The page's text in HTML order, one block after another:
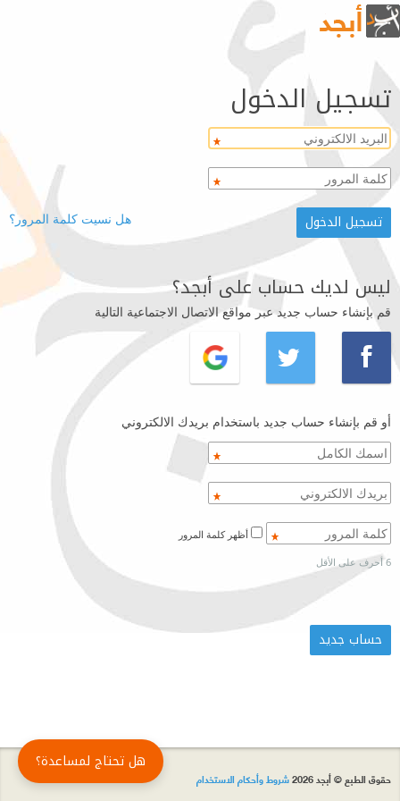
تسجيل الدخول
هل نسيت كلمة المرور؟
ليس لديك حساب على أبجد؟
قم بإنشاء حساب جديد عبر مواقع الاتصال الاجتماعية التالية
أو قم بإنشاء حساب جديد باستخدام بريدك الالكتروني
6 أحرف على الأقل
حقوق الطبع © أبجد 2026 شروط وأحكام الاستخدام
هل تحتاج لمساعدة؟